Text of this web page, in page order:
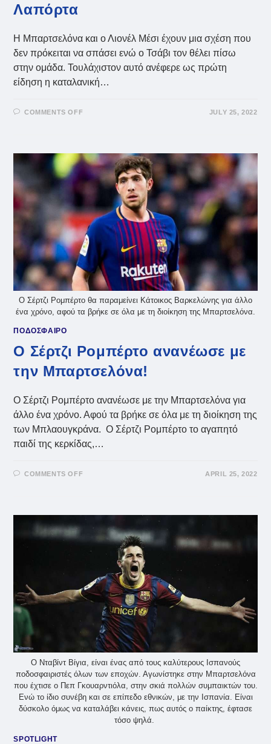
Λαπόρτα
Η Μπαρτσελόνα και ο Λιονέλ Μέσι έχουν μια σχέση που
δεν πρόκειται να σπάσει ενώ ο Τσάβι τον θέλει πίσω
στην ομάδα. Τουλάχιστον αυτό ανέφερε ως πρώτη
είδηση η καταλανική…
COMMENTS OFF
ΤΟΝ
ΖΉΤΗΣΕ
ΠΊΣΩ
ΑΠΌ
ΛΑΠΌΡΤΑ
JULY 25, 2022
Ο Σέρτζι Ρομπέρτο θα παραμείνει Κάτοικος Βαρκελώνης για άλλο
ένα χρόνο, αφού τα βρήκε σε όλα με τη διοίκηση της Μπαρτσελόνα.
ΠΟΔΟΣΦΑΙΡΟ
Ο Σέρτζι Ρομπέρτο ανανέωσε με
την Μπαρτσελόνα!
Ο Σέρτζι Ρομπέρτο ανανέωσε με την Μπαρτσελόνα για
άλλο ένα χρόνο. Αφού τα βρήκε σε όλα με τη διοίκηση της
των Μπλαουγκράνα. Ο Σέρτζι Ρομπέρτο το αγαπητό
παιδί της κερκίδας,…
COMMENTS OFF
ΜΕ
ΜΠΑΡΤΣΕΛΌΝΑ!
APRIL 25, 2022
Ο Νταβίντ Βίγια, είναι ένας από τους καλύτερους Ισπανούς
ποδοσφαιριστές όλων των εποχών. Αγωνίστηκε στην Μπαρτσελόνα
που έχτισε ο Πεπ Γκουαρντιόλα, στην σκιά πολλών συμπαικτών του.
Ενώ το ίδιο συνέβη και σε επίπεδο εθνικών, με την Ισπανία. Είναι
δύσκολο όμως να καταλάβει κάνεις, πως αυτός ο παίκτης, έφτασε
τόσο ψηλά.
SPOTLIGHT